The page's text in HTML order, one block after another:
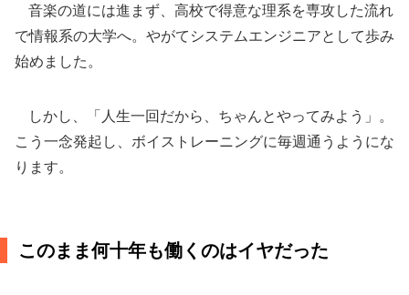
音楽の道には進まず、高校で得意な理系を専攻した流れ
で情報系の大学へ。やがてシステムエンジニアとして歩み
始めました。
しかし、「人生一回だから、ちゃんとやってみよう」。
こう一念発起し、ボイストレーニングに毎週通うようにな
ります。
このまま何十年も働くのはイヤだった